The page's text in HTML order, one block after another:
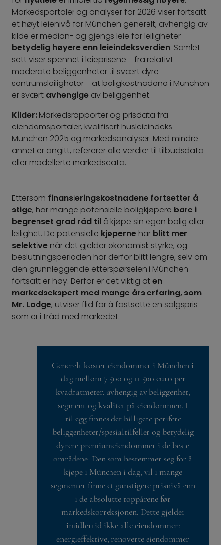
Markedsportaler og analyser for 2026 viser fortsatt
et høyt leienivå for München generelt; avhengig av
kilde er median- og gjengs leie for leiligheter
betydelig høyere enn leieindeksverdien. Samlet
sett viser spennet i leieprisene - fra relativt
moderate beliggenheter til svært dyre
sentrumsleiligheter - at boligkostnadene i München
er svært avhengige av beliggenhet.
Kilder: Markedsrapporter og prisdata fra
eiendomsportaler, kvalifisert husleieindeks
München 2025 og markedsanalyser. Med mindre
annet er angitt, refererer alle verdier til tilbudsdata
eller modellerte markedsdata.
Ettersom finansieringskostnadene fortsetter å
stige, har mange potensielle boligkjøpere bare i
begrenset grad råd til å kjøpe sin egen bolig eller
leilighet. De potensielle kjøperne har blitt mer
selektive når det gjelder økonomisk styrke, og
beslutningsperioden har derfor blitt lengre, selv om
den grunnleggende etterspørselen i München
fortsatt er høy. Derfor er det viktig aten
markedsekspert med mange års erfaring, som
Mr. Lodge, utviser flid for å fastsette en salgspris
som er i tråd med markedet.
Generelt koster eiendommer i München i
dag mellom 7 500 og 11 500 euro per
kvadratmeter, avhengig av beliggenhet,
segment og kvalitet på eiendommen. I
tillegg finnes det billigere perifere
beliggenheter/spesialtilfeller og betydelig
dyrere premiumeiendommer i de beste
områdene. Den som bestemmer seg for å
kjøpe i München i dag, vil i mange
segmenter finne et gunstigere prisnivå enn
i de absolutte toppårene før
markedskorreksjonen. Dette gjelder
imidlertid ikke alle eiendommer:
energieffektive, renoverte eiendommer